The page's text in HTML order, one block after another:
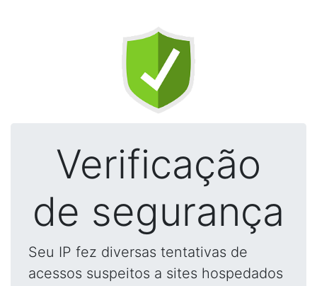
Verificação
de segurança
Seu IP fez diversas tentativas de
acessos suspeitos a sites hospedados